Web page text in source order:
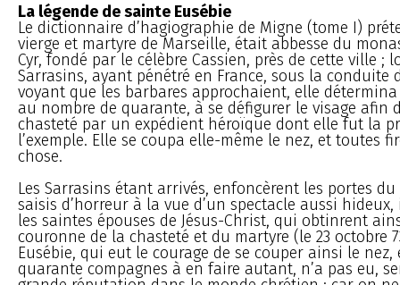
La légende de sainte Eusébie
Le dictionnaire d’hagiographie de Migne (tome I)
vierge et martyre de Marseille, était abbesse du
Cyr, fondé par le célèbre Cassien, près de cette ville ;
Sarrasins, ayant pénétré en France, sous la conduite
voyant que les barbares approchaient, elle détermina
au nombre de quarante, à se défigurer le visage afin
chasteté par un expédient héroïque dont elle fut la
l’exemple. Elle se coupa elle-même le nez, et toutes
chose.
Les Sarrasins étant arrivés, enfoncèrent les portes
saisis d’horreur à la vue d’un spectacle aussi
les saintes épouses de Jésus-Christ, qui obtinrent
couronne de la chasteté et du martyre (le 23 octobre
Eusébie, qui eut le courage de se couper ainsi le nez,
quarante compagnes à en faire autant, n’a pas eu,